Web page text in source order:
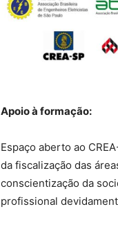
Apoio à formação:
Espaço aberto ao
da fiscalização das
conscientização da
profissional